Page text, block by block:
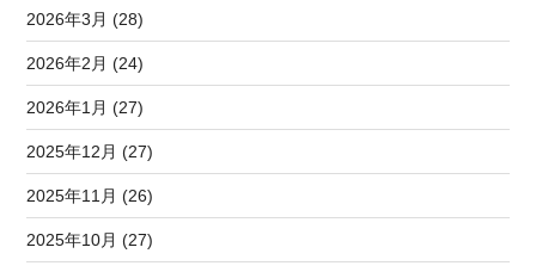
2026年3月 (28)
2026年2月 (24)
2026年1月 (27)
2025年12月 (27)
2025年11月 (26)
2025年10月 (27)